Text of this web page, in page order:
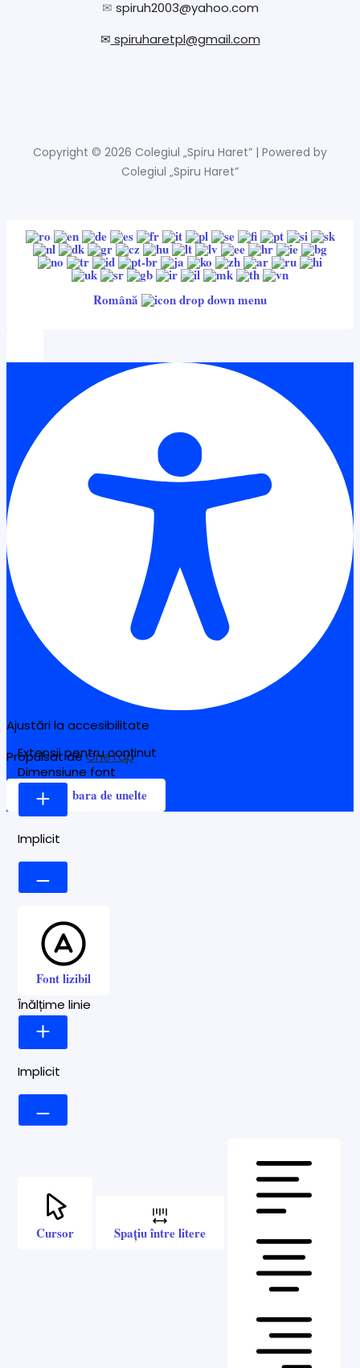
✉ spiruh2003@yahoo.com
✉ spiruharetpl@gmail.com
Copyright © 2026 Colegiul „Spiru Haret” | Powered by
Colegiul „Spiru Haret”
Română
Ajustări la accesibilitate
Propulsat deOneTap
Ascunde bara de unelte
Extensii pentru conținut
Dimensiune font
Implicit
Font lizibil
Înălțime linie
Implicit
Cursor Spațiu între litere